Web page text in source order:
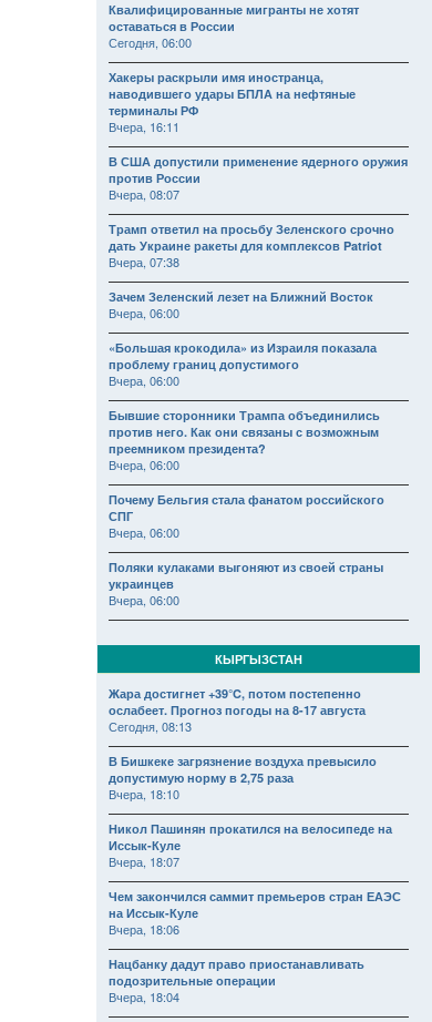
Квалифицированные мигранты не хотят
оставаться в России
Сегодня, 06:00
Хакеры раскрыли имя иностранца,
наводившего удары БПЛА на нефтяные
терминалы РФ
Вчера, 16:11
В США допустили применение ядерного оружия
против России
Вчера, 08:07
Трамп ответил на просьбу Зеленского срочно
дать Украине ракеты для комплексов Patriot
Вчера, 07:38
Зачем Зеленский лезет на Ближний Восток
Вчера, 06:00
«Большая крокодила» из Израиля показала
проблему границ допустимого
Вчера, 06:00
Бывшие сторонники Трампа объединились
против него. Как они связаны с возможным
преемником президента?
Вчера, 06:00
Почему Бельгия стала фанатом российского
СПГ
Вчера, 06:00
Поляки кулаками выгоняют из своей страны
украинцев
Вчера, 06:00
КЫРГЫЗСТАН
Жара достигнет +39°C, потом постепенно
ослабеет. Прогноз погоды на 8-17 августа
Сегодня, 08:13
В Бишкеке загрязнение воздуха превысило
допустимую норму в 2,75 раза
Вчера, 18:10
Никол Пашинян прокатился на велосипеде на
Иссык-Куле
Вчера, 18:07
Чем закончился саммит премьеров стран ЕАЭС
на Иссык-Куле
Вчера, 18:06
Нацбанку дадут право приостанавливать
подозрительные операции
Вчера, 18:04